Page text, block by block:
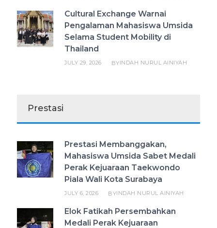
Cultural Exchange Warnai
Pengalaman Mahasiswa Umsida
Selama Student Mobility di
Thailand
JULY 29, 2026 BYINDAH NURUL AINIYAH
Prestasi
Prestasi Membanggakan,
Mahasiswa Umsida Sabet Medali
Perak Kejuaraan Taekwondo
Piala Wali Kota Surabaya
JULY 6, 2026 BYINDAH NURUL AINIYAH
Elok Fatikah Persembahkan
Medali Perak Kejuaraan